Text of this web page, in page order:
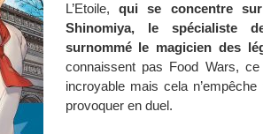
L’Etoile, qui se concentre
Shinomiya, le spécialiste
surnommé le magicien des
connaissent pas Food Wars,
incroyable mais cela
provoquer en duel.